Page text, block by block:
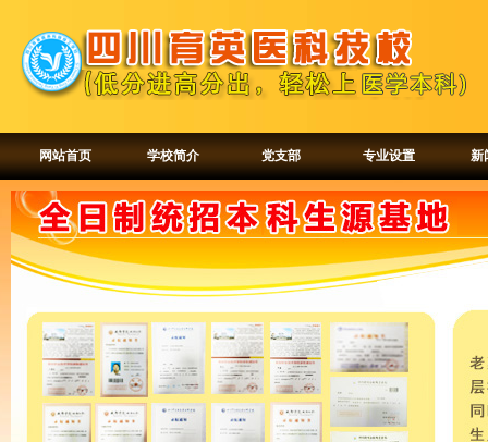
网站首页 学校简介 党支部 专业设置 新